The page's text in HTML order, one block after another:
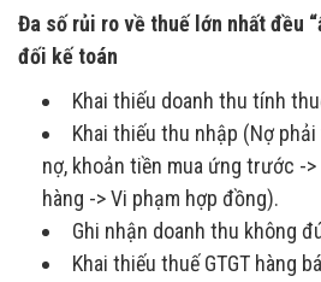
Đa số rủi ro về thuế lớn nhất đều
đối kế toán
Khai thiếu doanh thu tính
Khai thiếu thu nhập (Nợ
nợ, khoản tiền mua ứng trước -
hàng -> Vi phạm hợp đồng).
Ghi nhận doanh thu không
Khai thiếu thuế GTGT hàng